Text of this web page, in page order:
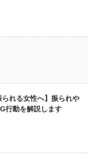
られる女性へ】振られや
行動を解説します